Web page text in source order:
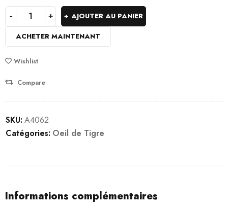
AJOUTER AU PANIER
ACHETER MAINTENANT
Wishlist
Compare
SKU: A4062
Catégories: Oeil de Tigre
Informations complémentaires